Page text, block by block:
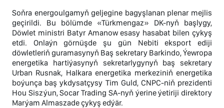
Soňra energoulgamyň geljegine bagyşlanan plenar mejlis
geçirildi. Bu bölümde «Türkmengaz» DK-nyň başlygy,
Döwlet ministri Batyr Amanow esasy hasabat bilen çykyş
etdi. Onlaýn görnüşde şu gün Nebiti eksport ediji
döwletleriň guramasynyň Baş sekretary Barkindo, Ýewropa
energetika hartiýasynyň sekretarlygynyň baş sekretary
Urban Rusnak, Halkara energetika merkeziniň energetika
boýunça baş ykdysatçysy Tim Guld, CNPC-niň prezidenti
Hou Siszýun, Socar Trading SA-nyň ýerine ýetiriji direktory
Marýam Almaszade çykyş edýär.